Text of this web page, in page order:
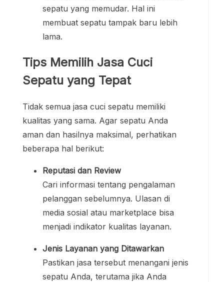
sepatu yang memudar. Hal ini
membuat sepatu tampak baru lebih
lama.
Tips Memilih Jasa Cuci
Sepatu yang Tepat
Tidak semua jasa cuci sepatu memiliki
kualitas yang sama. Agar sepatu Anda
aman dan hasilnya maksimal, perhatikan
beberapa hal berikut:
Reputasi dan Review
Cari informasi tentang pengalaman
pelanggan sebelumnya. Ulasan di
media sosial atau marketplace bisa
menjadi indikator kualitas layanan.
Jenis Layanan yang Ditawarkan
Pastikan jasa tersebut menangani jenis
sepatu Anda, terutama jika Anda